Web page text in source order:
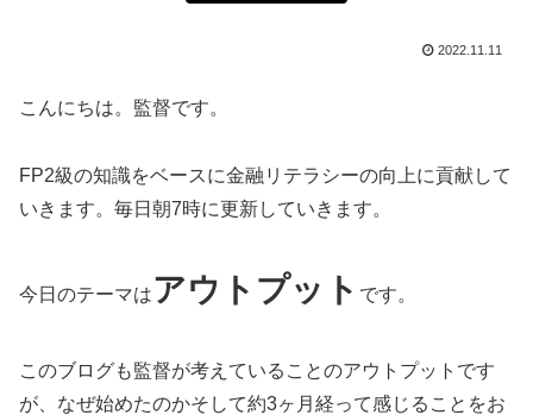
2022.11.11
こんにちは。監督です。
FP2級の知識をベースに金融リテラシーの向上に貢献して
いきます。毎日朝7時に更新していきます。
今日のテーマはアウトプット です。
このブログも監督が考えていることのアウトプットです
が、なぜ始めたのかそして約3ヶ月経って感じることをお